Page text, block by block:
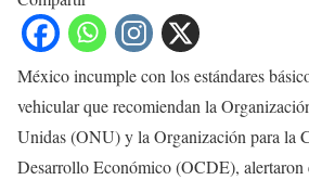
México incumple con los estándares
vehicular que recomiendan la
Unidas (ONU) y la Organización para la
Desarrollo Económico (OCDE), alertaron